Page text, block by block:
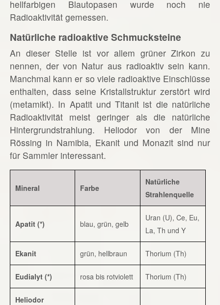
hellfarbigen Blautopasen wurde noch nie
Radioaktivität gemessen.
Natürliche radioaktive Schmucksteine
An dieser Stelle ist vor allem grüner Zirkon zu
nennen, der von Natur aus radioaktiv sein kann.
Manchmal kann er so viele radioaktive Einschlüsse
enthalten, dass seine Kristallstruktur zerstört wird
(metamikt). In Apatit und Titanit ist die natürliche
Radioaktivität meist geringer als die natürliche
Hintergrundstrahlung. Heliodor von der Mine
Rössing in Namibia, Ekanit und Monazit sind nur
für Sammler interessant.
Mineral Farbe
Natürliche
Strahlenquelle
Apatit (*) blau, grün, gelb
Uran (U), Ce, Eu,
La, Th und Y
Ekanit grün, hellbraun Thorium (Th)
Eudialyt (*) rosa bis rotviolett Thorium (Th)
Heliodor